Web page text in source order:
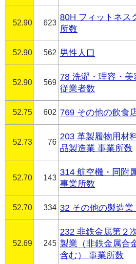
52.90 623
80H フィットネス
所数
52.90 562 男性人口
52.90 569
78 洗濯・理容・美
従業者数
52.75 602 769 その他の飲食
52.73 76
203 革製履物用材
品製造業 事業所数
52.70 143
314 航空機・同附
事業所数
52.70 334 32 その他の製造業
52.69 245
232 非鉄金属第２
製業（非鉄金属合
含む） 事業所数